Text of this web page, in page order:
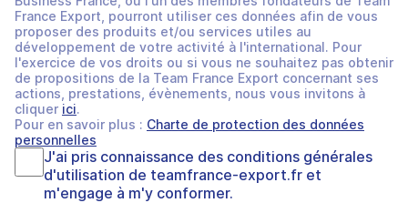
France Export, pourront utiliser ces données afin de vous
proposer des produits et/ou services utiles au
développement de votre activité à l'international. Pour
l'exercice de vos droits ou si vous ne souhaitez pas obtenir
de propositions de la Team France Export concernant ses
actions, prestations, évènements, nous vous invitons à
cliquer ici.
Pour en savoir plus : Charte de protection des données
personnelles
J'ai pris connaissance des conditions générales
d'utilisation de teamfrance-export.fr et
m'engage à m'y conformer.